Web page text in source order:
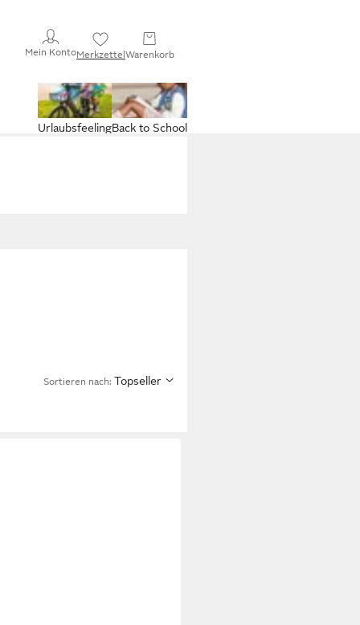
Mein KontoMerkzettelWarenkorb
Back to School
Urlaubsfeeling
Sortieren nach: Topseller